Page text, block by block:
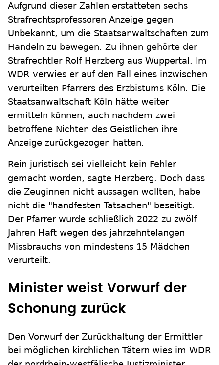
Aufgrund dieser Zahlen erstatteten sechs
Strafrechtsprofessoren Anzeige gegen
Unbekannt, um die Staatsanwaltschaften zum
Handeln zu bewegen. Zu ihnen gehörte der
Strafrechtler Rolf Herzberg aus Wuppertal. Im
WDR verwies er auf den Fall eines inzwischen
verurteilten Pfarrers des Erzbistums Köln. Die
Staatsanwaltschaft Köln hätte weiter
ermitteln können, auch nachdem zwei
betroffene Nichten des Geistlichen ihre
Anzeige zurückgezogen hatten.
Rein juristisch sei vielleicht kein Fehler
gemacht worden, sagte Herzberg. Doch dass
die Zeuginnen nicht aussagen wollten, habe
nicht die "handfesten Tatsachen" beseitigt.
Der Pfarrer wurde schließlich 2022 zu zwölf
Jahren Haft wegen des jahrzehntelangen
Missbrauchs von mindestens 15 Mädchen
verurteilt.
Minister weist Vorwurf der
Schonung zurück
Den Vorwurf der Zurückhaltung der Ermittler
bei möglichen kirchlichen Tätern wies im WDR